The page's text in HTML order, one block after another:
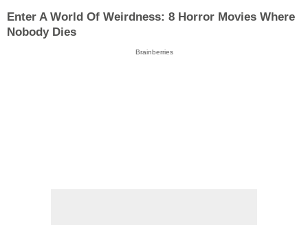
Enter A World Of Weirdness: 8 Horror Movies Where
Nobody Dies
Brainberries